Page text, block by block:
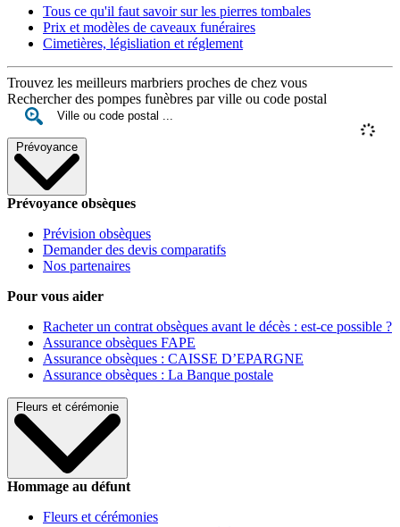
Tous ce qu'il faut savoir sur les pierres tombales
Prix et modèles de caveaux funéraires
Cimetières, législiation et réglement
Trouvez les meilleurs marbriers proches de chez vous
Rechercher des pompes funèbres par ville ou code postal
Prévoyance
Prévoyance obsèques
Prévision obsèques
Demander des devis comparatifs
Nos partenaires
Pour vous aider
Racheter un contrat obsèques avant le décès : est-ce possible ?
Assurance obsèques FAPE
Assurance obsèques : CAISSE D’EPARGNE
Assurance obsèques : La Banque postale
Fleurs et cérémonie
Hommage au défunt
Fleurs et cérémonies